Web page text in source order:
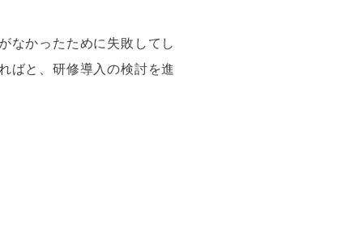
なかったために失敗してし
ばと、研修導入の検討を進